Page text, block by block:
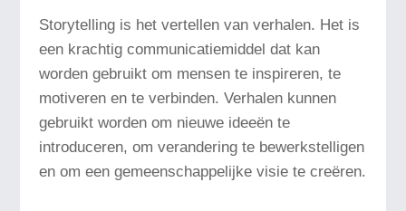
Storytelling is het vertellen van verhalen. Het is
een krachtig communicatiemiddel dat kan
worden gebruikt om mensen te inspireren, te
motiveren en te verbinden. Verhalen kunnen
gebruikt worden om nieuwe ideeën te
introduceren, om verandering te bewerkstelligen
en om een gemeenschappelijke visie te creëren.